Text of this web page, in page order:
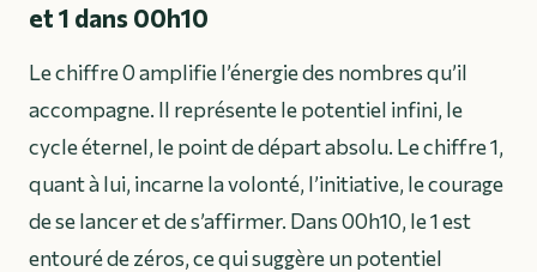
et 1 dans 00h10
Le chiffre 0 amplifie l’énergie des nombres qu’il
accompagne. Il représente le potentiel infini, le
cycle éternel, le point de départ absolu. Le chiffre 1,
quant à lui, incarne la volonté, l’initiative, le courage
de se lancer et de s’affirmer. Dans 00h10, le 1 est
entouré de zéros, ce qui suggère un potentiel